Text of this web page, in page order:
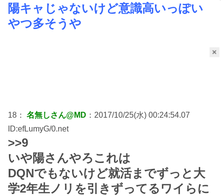
×
陽キャじゃないけど意識高いっぽい
やつ多そうや
18： 名無しさん@MD ：2017/10/25(水) 00:24:54.07
ID:efLumyG/0.net
>>9
いや陽さんやろこれは
DQNでもないけど就活までずっと大
学2年生ノリを引きずってるワイらに